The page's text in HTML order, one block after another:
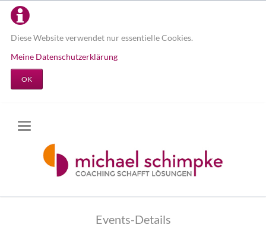
Diese Website verwendet nur essentielle Cookies.
Meine Datenschutzerklärung
OK
Events-Details